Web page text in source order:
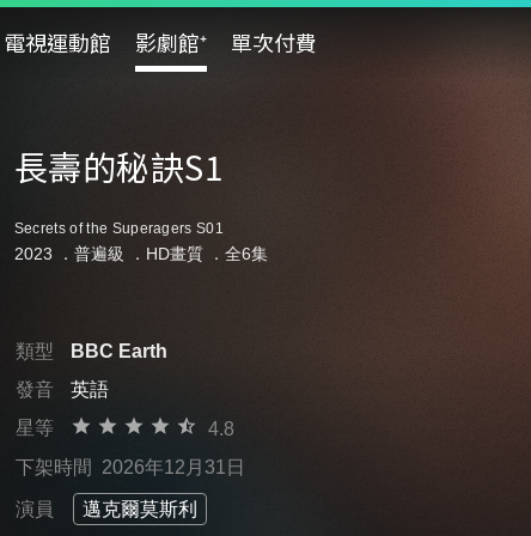
電視運動館 影劇館⁺ 單次付費
長壽的秘訣S1
Secrets of the Superagers S01
2023 ． 普遍級 ．HD畫質 ．全6集
類型
BBC Earth
發音
英語
星等
4.8
下架時間 2026年12月31日
演員 邁克爾莫斯利